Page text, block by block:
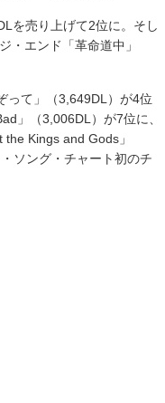
を売り上げて2位に。そし
・エンド「革命道中」
って」（3,649DL）が4位
」（3,006DL）が7位に、
Kings and Gods」
ソング・チャート初のチ